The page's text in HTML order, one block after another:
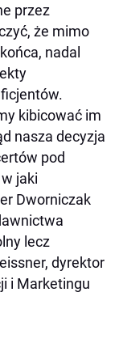
przez
że mimo
nadal
kibicować im
nasza decyzja
pod
jaki
Dworniczak
lecz
dyrektor
i Marketingu